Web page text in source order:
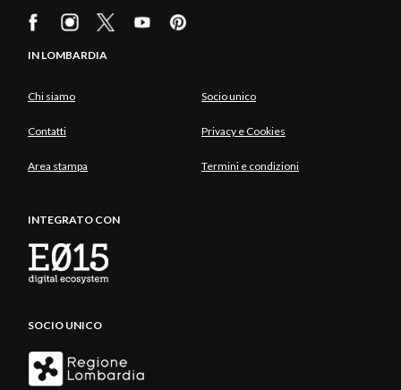
IN LOMBARDIA
Chi siamo Socio unico
Contatti Privacy e Cookies
Area stampa Termini e condizioni
INTEGRATO CON
SOCIO UNICO